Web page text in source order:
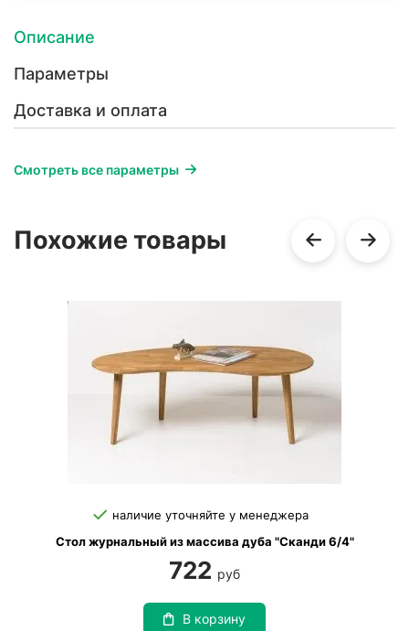
Описание
Параметры
Доставка и оплата
Смотреть все параметры
Похожие товары
наличие уточняйте у менеджера
Стол журнальный из массива дуба "Сканди 6/4"
722 руб
В корзину